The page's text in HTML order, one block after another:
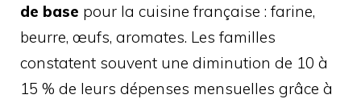
de base pour la cuisine française : farine,
beurre, œufs, aromates. Les familles
constatent souvent une diminution de 10 à
15 % de leurs dépenses mensuelles grâce à